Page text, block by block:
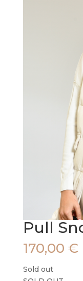
Pull
170,00 €
Sold out